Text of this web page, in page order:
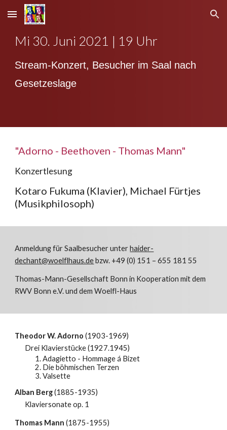
Skip to main content Skip to navigation
Mi 30. Juni 2021 | 19 Uhr
Stream-Konzert, Besucher im Saal nach
Gesetzeslage
"Adorno - Beethoven - Thomas Mann"
Konzertlesung
Kotaro Fukuma (Klavier), Michael Fürtjes
(Musikphilosoph)
Anmeldung für Saalbesucher unterhaider-
dechant@woelflhaus.debzw. +49 (0) 151 – 655 181 55
Thomas-Mann-Gesellschaft Bonn in Kooperation mit dem
RWV Bonn e.V. und dem Woelfl-Haus
Theodor W. Adorno (1903-1969)
Drei Klavierstücke (1927.1945)
1. Adagietto - Hommage á Bizet
2. Die böhmischen Terzen
3. Valsette
Alban Berg(1885-1935)
Klaviersonate op. 1
Thomas Mann (1875-1955)